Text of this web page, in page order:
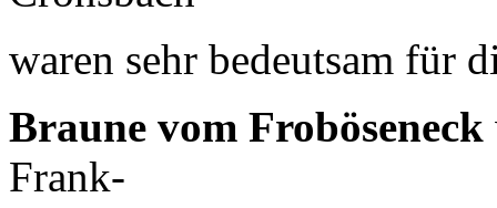
waren sehr bedeutsam für
Braune vom Froböseneck
Frank-